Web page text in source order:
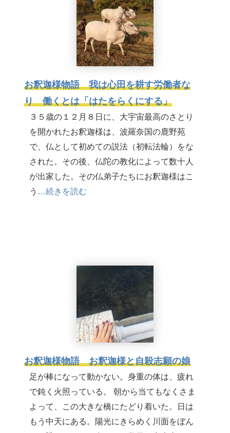
お釈迦様物語 我は心田を耕す労働者な
り 働くとは「はたをらくにする」
３５歳の１２月８日に、大宇宙最高のさとり
を開かれたお釈迦様は、波羅奈国の鹿野苑
で、仏として初めての説法（初転法輪）をな
された。その後、仏陀の教化によって数十人
が出家した。その仏弟子たちにお釈迦様はこ
う …続きを読む
お釈迦様物語 お釈迦様と自殺志願の娘
足が棒になって動かない。身重の体は、疲れ
で鈍く火照っている。 朝から当てもなくさま
よって、この大きな橋にたどり着いた。日は
もう中天にある。陽光にきらめく川面をぼん